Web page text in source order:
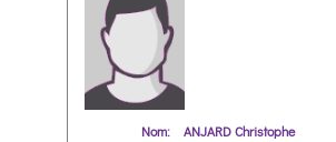
Nom:
ANJARD Christophe